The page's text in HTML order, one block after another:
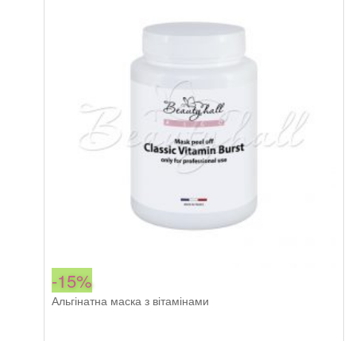
-15%
Альгінатна маска з вітамінами